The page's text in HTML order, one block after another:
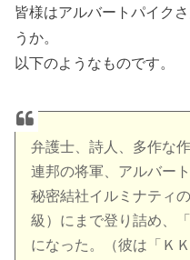
皆様はアルバートパイク
うか。
以下のようなものです。
弁護士、詩人、多作な
連邦の将軍、アルバー
秘密結社イルミナティ
級）にまで登り詰め、
になった。（彼は「Ｋ